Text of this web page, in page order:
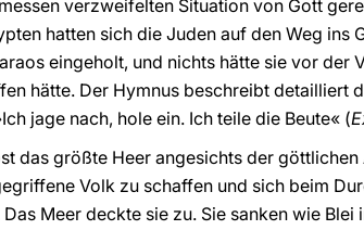
verzweifelten Situation von Gott
hatten sich die Juden auf den Weg
eingeholt, und nichts hätte sie vor der
hätte. Der Hymnus beschreibt detailliert
jage nach, hole ein. Ich teile die Beute« (
das größte Heer angesichts der
Volk zu schaffen und sich beim
Meer deckte sie zu. Sie sanken wie Blei